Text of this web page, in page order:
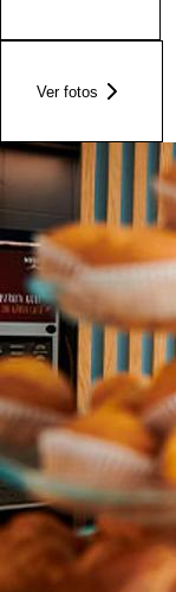
Ver fotos